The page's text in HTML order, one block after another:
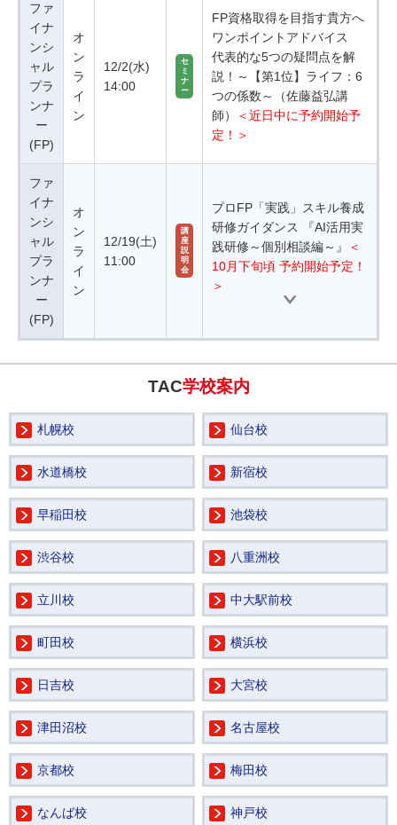
ファ
イナ
ンシ
ャル
プラ
ンナ
ー
(FP)
オ
ン
ラ
イ
ン
12/2(水)
14:00
セ
ミ
ナ
ー
FP資格取得を目指す貴方へ
ワンポイントアドバイス
代表的な5つの疑問点を解
説！～【第1位】ライフ：6
つの係数～（佐藤益弘講
師）
＜近日中に予約開始予
定！＞
ファ
イナ
ンシ
ャル
プラ
ンナ
ー
(FP)
オ
ン
ラ
イ
ン
12/19(土)
11:00
講
座
説
明
会
プロFP「実践」スキル養成
研修ガイダンス 『AI活用実
践研修～個別相談編～』
＜
10月下旬頃 予約開始予定！
＞
TAC学校案内
札幌校 仙台校
水道橋校 新宿校
早稲田校 池袋校
渋谷校 八重洲校
立川校 中大駅前校
町田校 横浜校
日吉校 大宮校
津田沼校 名古屋校
京都校 梅田校
なんば校 神戸校